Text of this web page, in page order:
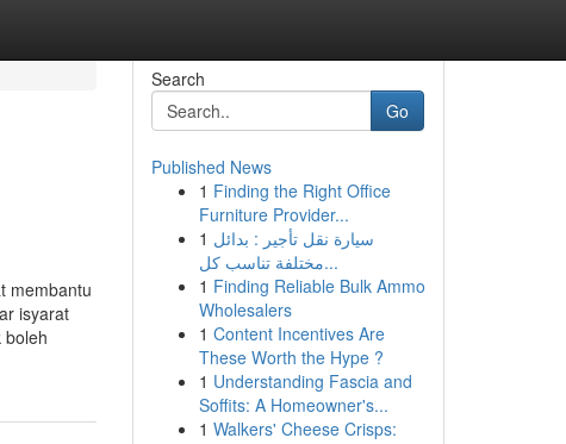
membantu
isyarat
boleh
Search
Go
Published News
1 Finding the Right Office
Furniture Provider...
1 سيارة نقل تأجير : بدائل
مختلفة تناسب كل...
1 Finding Reliable Bulk Ammo
Wholesalers
1 Content Incentives Are
These Worth the Hype ?
1 Understanding Fascia and
Soffits: A Homeowner's...
1 Walkers' Cheese Crisps: